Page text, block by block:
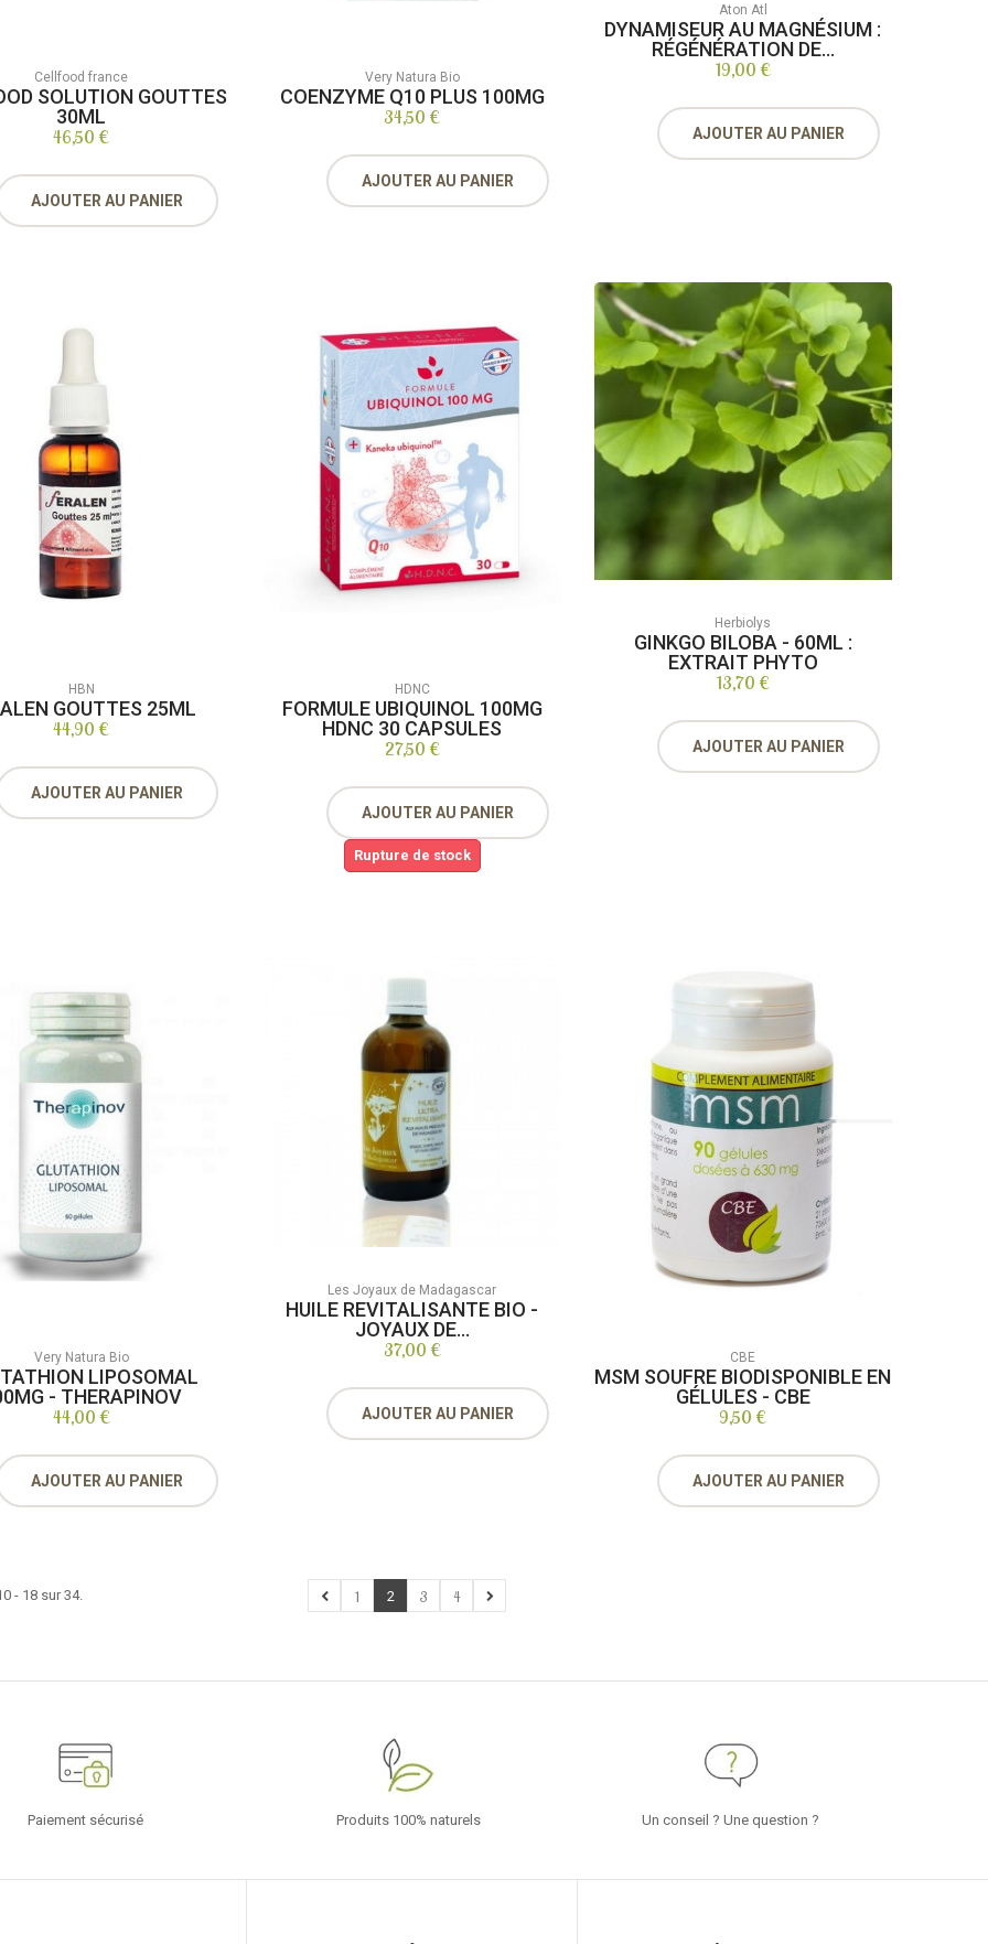
Cellfood france
SOLUTION GOUTTES
30ML
46,50 €
AJOUTER AU PANIER
Very Natura Bio
COENZYME Q10 PLUS 100MG
34,50 €
AJOUTER AU PANIER
Aton Atl
DYNAMISEUR AU MAGNÉSIUM :
RÉGÉNÉRATION DE...
19,00 €
AJOUTER AU PANIER
HBN
GOUTTES 25ML
44,90 €
AJOUTER AU PANIER
HDNC
FORMULE UBIQUINOL 100MG
HDNC 30 CAPSULES
27,50 €
AJOUTER AU PANIER
Rupture de stock
Herbiolys
GINKGO BILOBA - 60ML :
EXTRAIT PHYTO
13,70 €
AJOUTER AU PANIER
Very Natura Bio
LIPOSOMAL
- THERAPINOV
44,00 €
AJOUTER AU PANIER
Les Joyaux de Madagascar
HUILE REVITALISANTE BIO -
JOYAUX DE...
37,00 €
AJOUTER AU PANIER
CBE
MSM SOUFRE BIODISPONIBLE EN
GÉLULES - CBE
9,50 €
AJOUTER AU PANIER
1 2 3 4
- 18 sur 34.
Paiement sécurisé Produits 100% naturels Un conseil ? Une question ?